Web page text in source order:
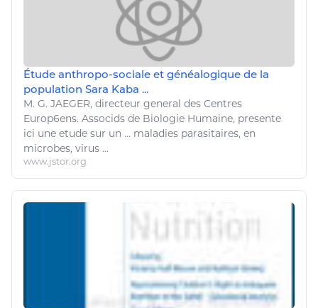
Étude anthropo-sociale et généalogique de la
population Sara Kaba ...
M. G. JAEGER, directeur general des Centres
Europ6ens. Associds de Biologie Humaine, presente
ici une etude sur un ... maladies parasitaires, en
microbes, virus ...
www.jstor.org